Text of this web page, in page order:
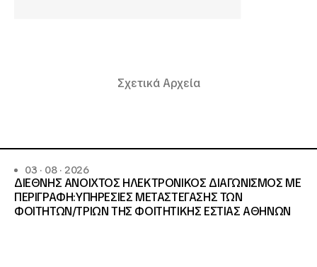
Σχετικά Αρχεία
03 · 08 · 2026
ΔΙΕΘΝΗΣ ΑΝΟΙΧΤΟΣ ΗΛΕΚΤΡΟΝΙΚΟΣ ΔΙΑΓΩΝΙΣΜΟΣ ΜΕ
ΠΕΡΙΓΡΑΦΗ:ΥΠΗΡΕΣΙΕΣ METAΣΤΕΓΑΣΗΣ ΤΩΝ
ΦΟΙΤΗΤΩΝ/ΤΡΙΩΝ ΤΗΣ ΦΟΙΤΗΤΙΚΗΣ ΕΣΤΙΑΣ ΑΘΗΝΩΝ